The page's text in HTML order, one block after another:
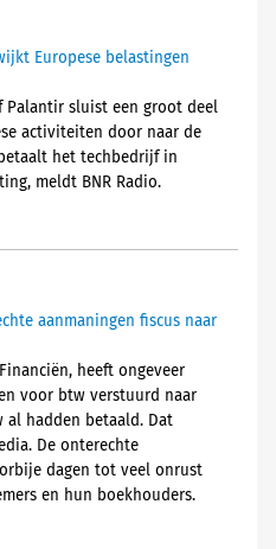
Europese belastingen
Palantir sluist een groot deel
activiteiten door naar de
het techbedrijf in
meldt BNR Radio.
aanmaningen fiscus naar
heeft ongeveer
voor btw verstuurd naar
hadden betaald. Dat
De onterechte
dagen tot veel onrust
en hun boekhouders.